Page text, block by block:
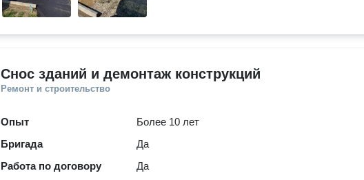
Снос зданий и демонтаж конструкций
Ремонт и строительство
Опыт
Более 10 лет
Бригада
Да
Работа по договору
Да